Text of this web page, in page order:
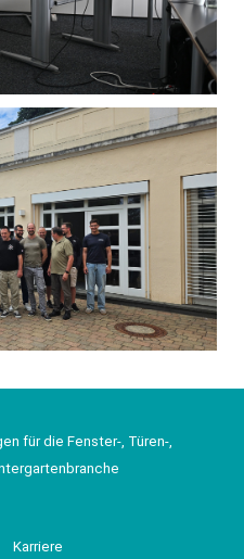
für die Fenster-, Türen-,
Karriere